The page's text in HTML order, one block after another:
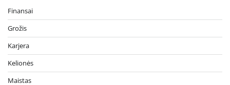
Finansai
Grožis
Karjera
Kelionės
Maistas